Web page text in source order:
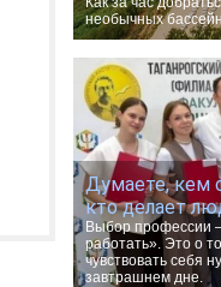
необычных
Думаете, кем
кто делает
Выбор профессии
работать». Это о
чувствовать себя
завтрашнем дне.